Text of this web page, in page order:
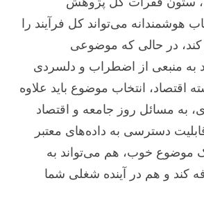
می‌تواند کل فرآیند را
در حالی که موضوعی
به منبعی از اضطراب و دلسردی
انتخاب موضوع باید علاوه
به مسائل روز جامعه و اقتصاد
دسترسی به داده‌های معتبر
موضوع خوب، هم می‌تواند به
و هم در آینده شغلی شما